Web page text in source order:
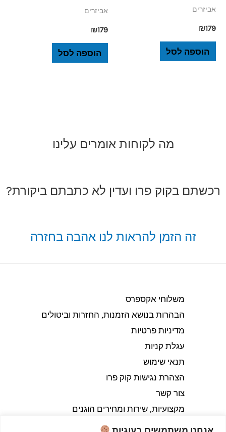
אביזרים
₪179
הוספה לסל
אביזרים
₪179
הוספה לסל
מה לקוחות אומרים עלינו
רכשתם בקוק פרו ועדין לא כתבתם ביקורת?
זה הזמן להראות לנו אהבה בחזרה
משלוחי אקספרס
הבהרות בנושא הזמנות, החזרות וביטולים​
מדיניות פרטיות
עגלת קניות
תנאי שימוש
הצהרת נגישות קוק פרו
צור קשר
מקצועיות, שירות ומחירים הוגנים